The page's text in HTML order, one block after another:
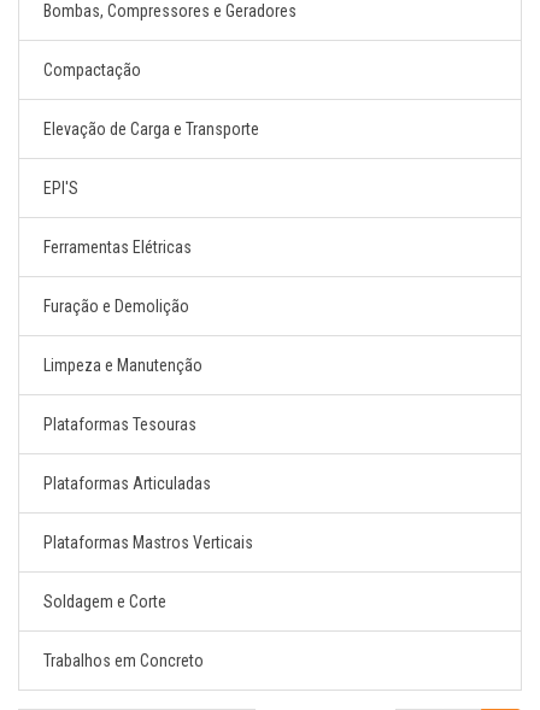
Bombas, Compressores e Geradores
Compactação
Elevação de Carga e Transporte
EPI'S
Ferramentas Elétricas
Furação e Demolição
Limpeza e Manutenção
Plataformas Tesouras
Plataformas Articuladas
Plataformas Mastros Verticais
Soldagem e Corte
Trabalhos em Concreto